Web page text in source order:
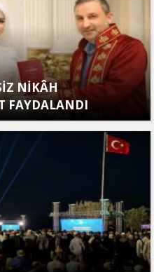
NİKÂH
FAYDALANDI